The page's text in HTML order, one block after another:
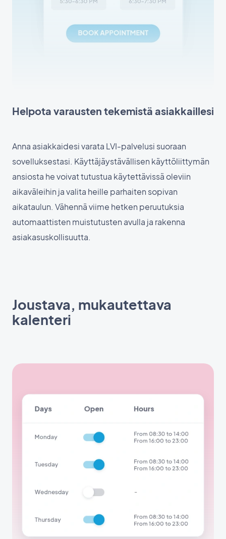
Helpota varausten tekemistä asiakkaillesi
Anna asiakkaidesi varata LVI-palvelusi suoraan
sovelluksestasi. Käyttäjäystävällisen käyttöliittymän
ansiosta he voivat tutustua käytettävissä oleviin
aikaväleihin ja valita heille parhaiten sopivan
aikataulun. Vähennä viime hetken peruutuksia
automaattisten muistutusten avulla ja rakenna
asiakasuskollisuutta.
Joustava, mukautettava
kalenteri